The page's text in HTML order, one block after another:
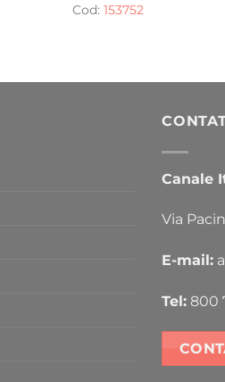
Cod: 153752
Canale
Via
E-mail:
Tel: 800